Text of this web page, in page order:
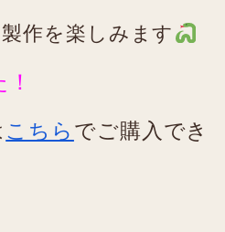
作を楽しみます
こちら でご購入でき